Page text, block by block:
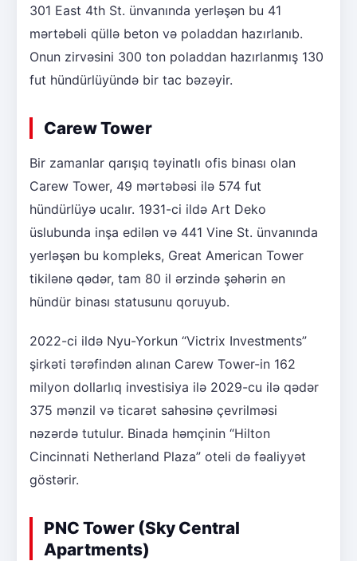
301 East 4th St. ünvanında yerləşən bu 41
mərtəbəli qüllə beton və poladdan hazırlanıb.
Onun zirvəsini 300 ton poladdan hazırlanmış 130
fut hündürlüyündə bir tac bəzəyir.
Carew Tower
Bir zamanlar qarışıq təyinatlı ofis binası olan
Carew Tower, 49 mərtəbəsi ilə 574 fut
hündürlüyə ucalır. 1931-ci ildə Art Deko
üslubunda inşa edilən və 441 Vine St. ünvanında
yerləşən bu kompleks, Great American Tower
tikilənə qədər, tam 80 il ərzində şəhərin ən
hündür binası statusunu qoruyub.
2022-ci ildə Nyu-Yorkun “Victrix Investments”
şirkəti tərəfindən alınan Carew Tower-in 162
milyon dollarlıq investisiya ilə 2029-cu ilə qədər
375 mənzil və ticarət sahəsinə çevrilməsi
nəzərdə tutulur. Binada həmçinin “Hilton
Cincinnati Netherland Plaza” oteli də fəaliyyət
göstərir.
PNC Tower (Sky Central
Apartments)